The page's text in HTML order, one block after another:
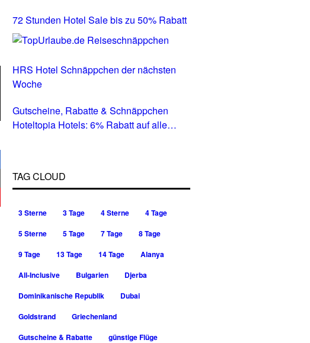
72 Stunden Hotel Sale bis zu 50% Rabatt
HRS Hotel Schnäppchen der nächsten
Woche
Gutscheine, Rabatte & Schnäppchen
Hoteltopia Hotels: 6% Rabatt auf alle
TAG CLOUD
3 Sterne 3 Tage 4 Sterne
4 Tage
5 Sterne
5 Tage 7 Tage
8 Tage
9 Tage
13 Tage 14 Tage
Alanya
All-Inclusive
Bulgarien
Djerba
Dominikanische Republik
Dubai
Goldstrand
Griechenland
Gutscheine & Rabatte
günstige Flüge